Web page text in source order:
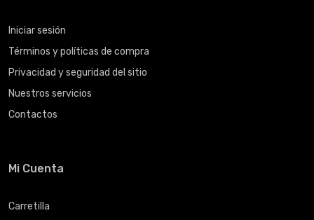
Iniciar sesión
Términos y políticas de compra
Privacidad y seguridad del sitio
Nuestros servicios
Contactos
Mi Cuenta
Carretilla